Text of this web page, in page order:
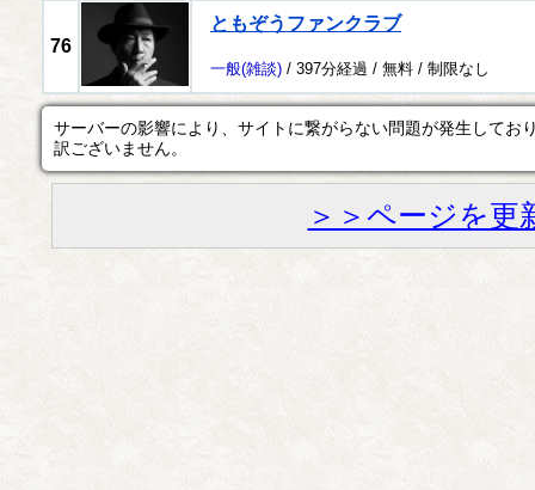
76
ともぞうファンクラブ
一般(雑談) / 397分経過 / 無料 / 制限なし
サーバーの影響により、サイトに繋がらない問題が発生してお
訳ございません。
＞＞ページを更